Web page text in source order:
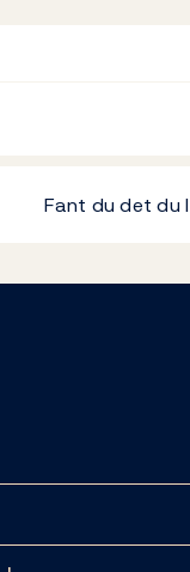
Fant du det